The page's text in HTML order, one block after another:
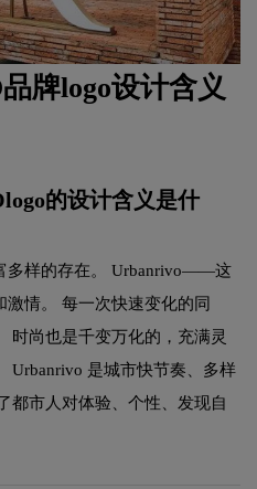
牌logo设计含义
的设计含义是什
样的存在。 Urbanrivo——这
情。 每一次快速变化的同
时尚也是千变万化的，充满灵
Urbanrivo 是城市快节奏、多样
都市人对体验、个性、发现自